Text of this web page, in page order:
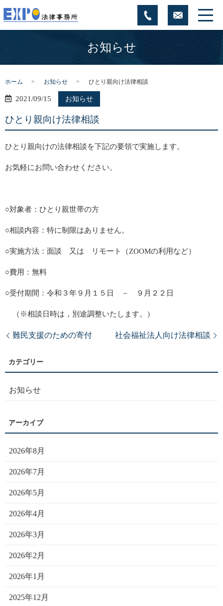
お知らせ
ホーム お知らせ ひとり親向け法律相談
2021/09/15 お知らせ
ひとり親向け法律相談
ひとり親向けの法律相談を下記の要領で実施します。
お気軽にお問い合わせください。
○対象者：ひとり親世帯の方
○相談内容：特に制限はありません。
○実施方法：面談 又は リモート（ZOOMの利用など）
○費用：無料
○受付期間：令和３年９月１５日 － ９月２２日
（※相談日時は，別途調整いたします。）
難民支援のための寄付 社会福祉法人向け法律相談
お知らせ
2026年8月
2026年7月
2026年5月
2026年4月
2026年3月
2026年2月
2026年1月
2025年12月